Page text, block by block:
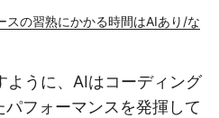
スの習熟にかかる時間はAIあり/な
ように、AIはコーディング
フォーマンスを発揮して